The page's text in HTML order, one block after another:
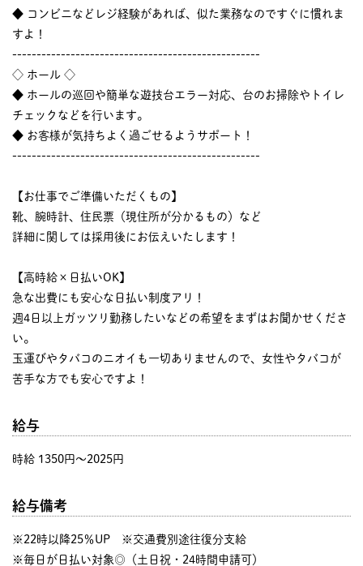
◆ コンビニなどレジ経験があれば、似た業務なのですぐに慣れま
すよ！
---------------------------------------------------
◇ ホール ◇
◆ ホールの巡回や簡単な遊技台エラー対応、台のお掃除やトイレ
チェックなどを行います。
◆ お客様が気持ちよく過ごせるようサポート！
---------------------------------------------------
【お仕事でご準備いただくもの】
靴、腕時計、住民票（現住所が分かるもの）など
詳細に関しては採用後にお伝えいたします！
【高時給×日払いOK】
急な出費にも安心な日払い制度アリ！
週4日以上ガッツリ勤務したいなどの希望をまずはお聞かせくださ
い。
玉運びやタバコのニオイも一切ありませんので、女性やタバコが
苦手な方でも安心ですよ！
給与
時給 1350円〜2025円
給与備考
※22時以降25％UP ※交通費別途往復分支給
※毎日が日払い対象◎（土日祝・24時間申請可）